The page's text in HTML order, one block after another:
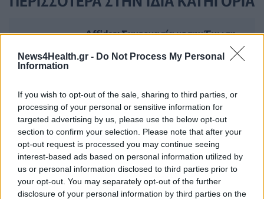
News4Health.gr - Do Not Process My Personal
Information
If you wish to opt-out of the sale, sharing to third parties, or
processing of your personal or sensitive information for
targeted advertising by us, please use the below opt-out
section to confirm your selection. Please note that after your
opt-out request is processed you may continue seeing
interest-based ads based on personal information utilized by
us or personal information disclosed to third parties prior to
your opt-out. You may separately opt-out of the further
disclosure of your personal information by third parties on the
Affidea: Συνεργασία με την Ένωση
Γυναικών Δικηγόρων Αθηνών και
Φίλων «Ελένη Καρύδη» για τον
02 Νοεμβρίου 2023
ΠαΣΟΝοΠ.: «Κινδυνεύουν οι
εργαζόμενοι στις δημόσιες δομές
υγείας εξαιτίας της απαξίωσης του
ΕΣΥ»
03 Νοεμβρίου 2023